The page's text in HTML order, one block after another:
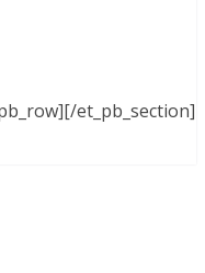
et_pb_section]